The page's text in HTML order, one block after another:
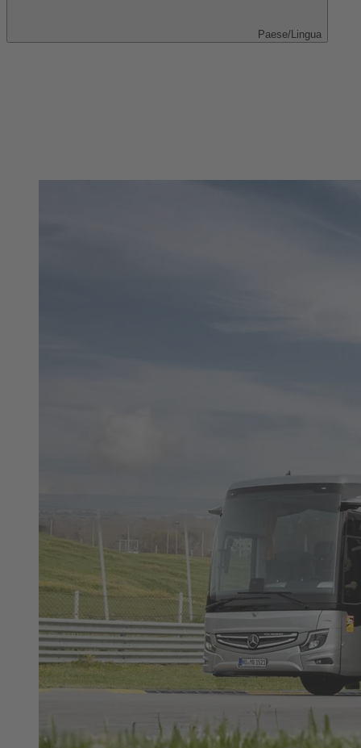
Paese/Lingua